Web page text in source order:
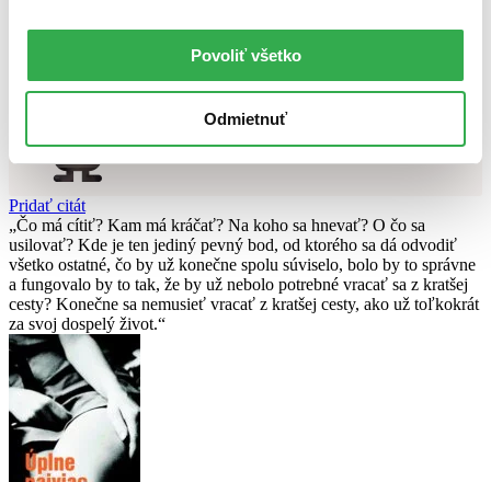
Povoliť všetko
Odmietnuť
Skúste prosím zmeniť vyhľadávaný výraz.
Chcete poradiť knihu?
Pridať citát
Čo má cítiť? Kam má kráčať? Na koho sa hnevať? O čo sa
usilovať? Kde je ten jediný pevný bod, od ktorého sa dá odvodiť
všetko ostatné, čo by už konečne spolu súviselo, bolo by to správne
a fungovalo by to tak, že by už nebolo potrebné vracať sa z kratšej
cesty? Konečne sa nemusieť vracať z kratšej cesty, ako už toľkokrát
za svoj dospelý život.